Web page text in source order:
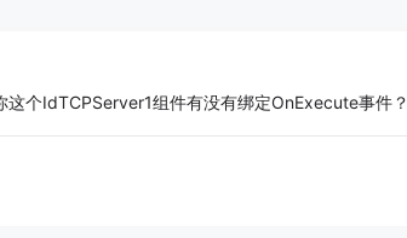
个IdTCPServer1组件有没有绑定OnExecute事件？